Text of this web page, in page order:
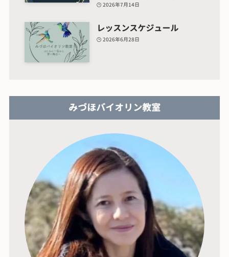
2026年7月14日
レッスンスケジュール
2026年6月28日
みづほバイオリン教室